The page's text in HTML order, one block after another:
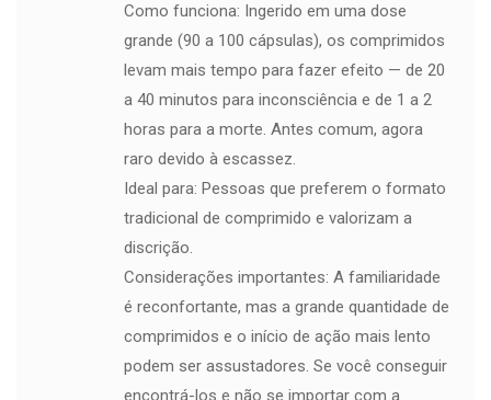
Como funciona: Ingerido em uma dose
grande (90 a 100 cápsulas), os comprimidos
levam mais tempo para fazer efeito — de 20
a 40 minutos para inconsciência e de 1 a 2
horas para a morte. Antes comum, agora
raro devido à escassez.
Ideal para: Pessoas que preferem o formato
tradicional de comprimido e valorizam a
discrição.
Considerações importantes: A familiaridade
é reconfortante, mas a grande quantidade de
comprimidos e o início de ação mais lento
podem ser assustadores. Se você conseguir
encontrá-los e não se importar com a